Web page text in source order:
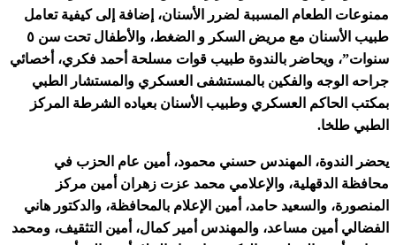
ممنوعات الطعام المسببة لضرر الأسنان، إضافة إلى كيفية تعامل
طبيب الأسنان مع مريض السكر و الضغط، والأطفال تحت سن ٥
سنوات”، ويحاضر بالندوة طبيب قوات مسلحة أحمد فكري، أخصائي
جراحه الوجه والفكين بالمستشفى العسكري والمستشار الطبي
بمكتب الحاكم العسكري وطبيب الأسنان بعياده الشرطة المركز
الطبي طلخا.
يحضر الندوة، المهندس حسني محمود، أمين عام الحزب في
محافظة الدقهلية، والإعلامي محمد عزت زهران أمين مركز
المنصورة، والسعيد حامد، أمين الإعلام بالمحافظة، والدكتور هاني
الفضالي أمين مساعد، والمهندس أمير كمال، أمين التثقيف، ومحمد